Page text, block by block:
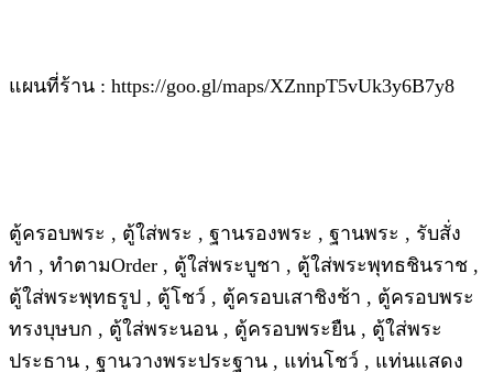
แผนที่ร้าน : https://goo.gl/maps/XZnnpT5vUk3y6B7y8
ตู้ครอบพระ , ตู้ใส่พระ , ฐานรองพระ , ฐานพระ , รับสั่ง
ทำ , ทำตามOrder , ตู้ใส่พระบูชา , ตู้ใส่พระพุทธชินราช ,
ตู้ใส่พระพุทธรูป , ตู้โชว์ , ตู้ครอบเสาชิงช้า , ตู้ครอบพระ
ทรงบุษบก , ตู้ใส่พระนอน , ตู้ครอบพระยืน , ตู้ใส่พระ
ประธาน , ฐานวางพระประฐาน , แท่นโชว์ , แท่นแสดง